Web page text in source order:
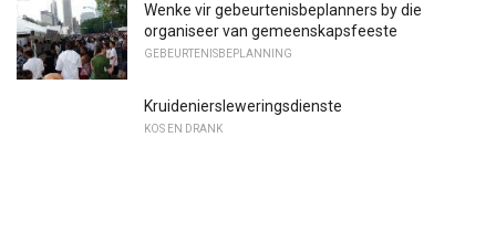
Wenke vir gebeurtenisbeplanners by die
organiseer van gemeenskapsfeeste
GEBEURTENISBEPLANNING
Kruideniersleweringsdienste
KOS EN DRANK